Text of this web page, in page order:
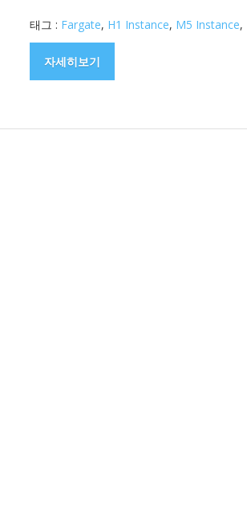
태그 : Fargate, H1 Instance, M5 Instance,
자세히보기